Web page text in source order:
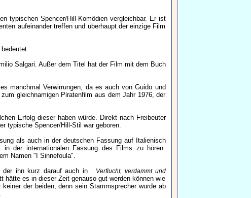
typischen Spencer/Hill-Komödien vergleichbar. Er ist
aufeinander treffen und überhaupt der einzige Film
Salgari. Außer dem Titel hat der Film mit dem Buch
manchmal Verwirrungen, da es auch von Guido und
gleichnamigen Piratenfilm aus dem Jahr 1976, der
Erfolg dieser haben würde. Direkt nach Freibeuter
typische Spencer/Hill-Stil war geboren.
als auch in der deutschen Fassung auf Italienisch
der internationalen Fassung des Films zu hören.
Namen "I Sinnefoula".
der ihn kurz darauf auch in
Verflucht, verdammt und
es in dieser Zeit genauso gut werden können wie
der beiden, denn sein Stammsprecher wurde ab